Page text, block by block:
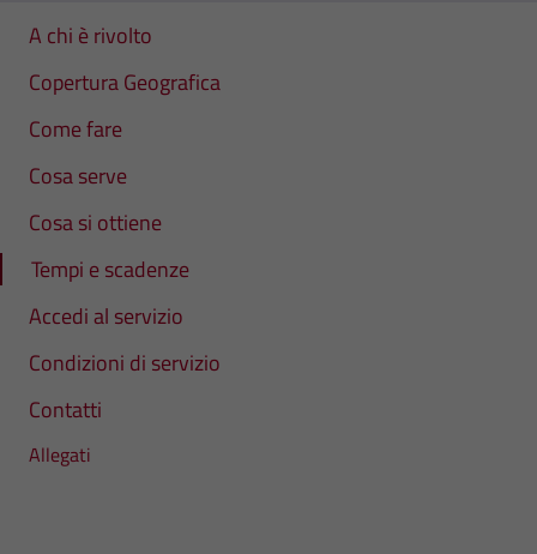
A chi è rivolto
Copertura Geografica
Come fare
Cosa serve
Cosa si ottiene
Tempi e scadenze
Accedi al servizio
Condizioni di servizio
Contatti
Allegati